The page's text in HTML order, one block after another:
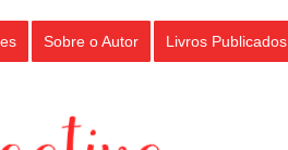
Sobre o Autor Livros Publicados